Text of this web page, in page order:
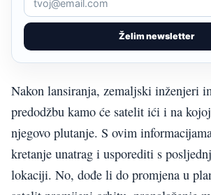
Želim newsletter
Nakon lansiranja, zemaljski inženjeri
predodžbu kamo će satelit ići i na
njegovo plutanje. S ovim
kretanje unatrag i usporediti s
lokaciji. No, dođe li do promjena u